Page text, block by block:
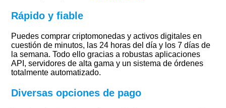
Rápido y fiable
Puedes comprar criptomonedas y activos digitales en
cuestión de minutos, las 24 horas del día y los 7 días de
la semana. Todo ello gracias a robustas aplicaciones
API, servidores de alta gama y un sistema de órdenes
totalmente automatizado.
Diversas opciones de pago